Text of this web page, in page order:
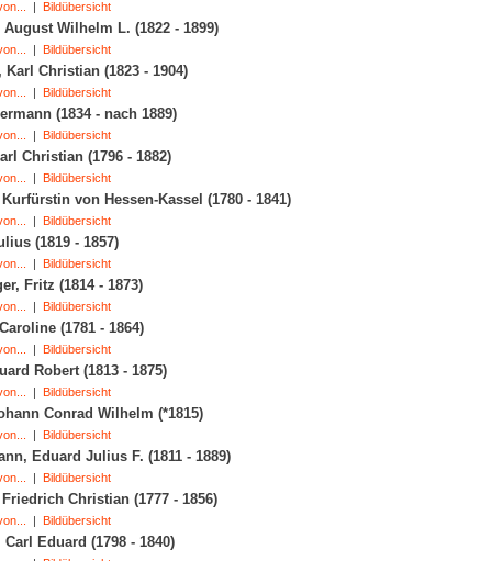
| Bildübersicht
Wilhelm L. (1822 - 1899)
| Bildübersicht
Karl Christian (1823 - 1904)
| Bildübersicht
(1834 - nach 1889)
| Bildübersicht
Christian (1796 - 1882)
| Bildübersicht
von Hessen-Kassel (1780 - 1841)
| Bildübersicht
(1819 - 1857)
| Bildübersicht
Fritz (1814 - 1873)
| Bildübersicht
(1781 - 1864)
| Bildübersicht
Robert (1813 - 1875)
| Bildübersicht
Conrad Wilhelm (*1815)
| Bildübersicht
Eduard Julius F. (1811 - 1889)
| Bildübersicht
Christian (1777 - 1856)
| Bildübersicht
Eduard (1798 - 1840)